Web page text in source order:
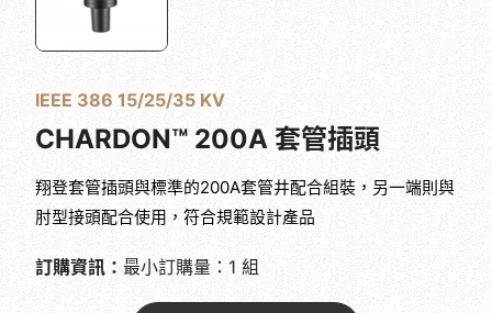
IEEE 386 15/25/35 KV
CHARDON™ 200A 套管插頭
翔登套管插頭與標準的200A套管井配合組裝，另一端則與
肘型接頭配合使用，符合規範設計產品
訂購資訊： 最小訂購量：1 組